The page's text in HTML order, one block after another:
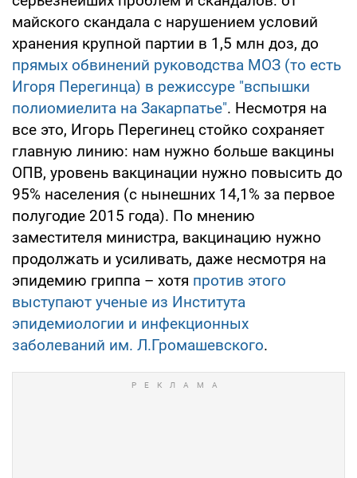
майского скандала с нарушением условий
хранения крупной партии в 1,5 млн доз, до
прямых обвинений руководства МОЗ (то есть
Игоря Перегинца) в режиссуре "вспышки
полиомиелита на Закарпатье". Несмотря на
все это, Игорь Перегинец стойко сохраняет
главную линию: нам нужно больше вакцины
ОПВ, уровень вакцинации нужно повысить до
95% населения (с нынешних 14,1% за первое
полугодие 2015 года). По мнению
заместителя министра, вакцинацию нужно
продолжать и усиливать, даже несмотря на
эпидемию гриппа – хотя против этого
выступают ученые из Института
эпидемиологии и инфекционных
заболеваний им. Л.Громашевского.